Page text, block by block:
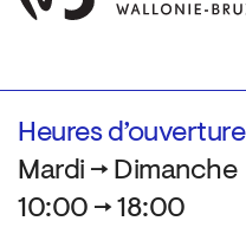
Heures d’ouverture
Mardi → Dimanche
10:00 → 18:00